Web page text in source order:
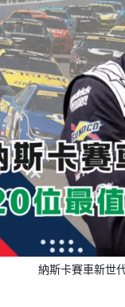
納斯卡賽車新世